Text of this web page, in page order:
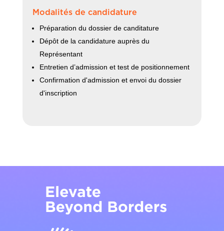
Modalités de candidature
Préparation du dossier de canditature
Dépôt de la candidature auprès du
Représentant
Entretien d’admission et test de positionnement
Confirmation d'admission et envoi du dossier
d'inscription